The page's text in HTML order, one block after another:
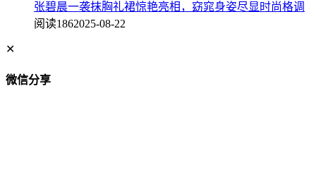
张碧晨一袭抹胸礼裙惊艳亮相，窈窕身姿尽显时尚格调
阅读1862025-08-22
✕
微信分享